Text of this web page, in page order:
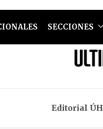
SECCIONES
Editorial ÚH